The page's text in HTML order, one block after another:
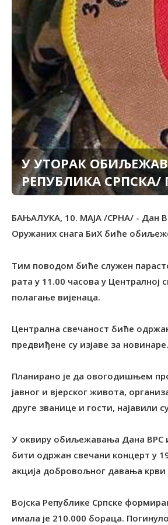
У УТОРАК
РЕПУБЛИКА СРПСКА/
БАЊАЛУКА, 10. МАЈА /СРНА/ - Дан
Оружаних снага БиХ биће
Тим поводом биће служен
рата у 11.00 часова у Централној
полагање вијенаца.
Централна свечаност биће
предвиђене су изјаве за новинаре.
Планирано је да овогодишњем
јавног и вјерског живота,
друге званице и гости, најавили
У оквиру обиљежавања Дана ВРС
бити одржан свечани концерт у
акција добровољног давања крви
Војска Републике Српске
имала је 210.000 бораца.